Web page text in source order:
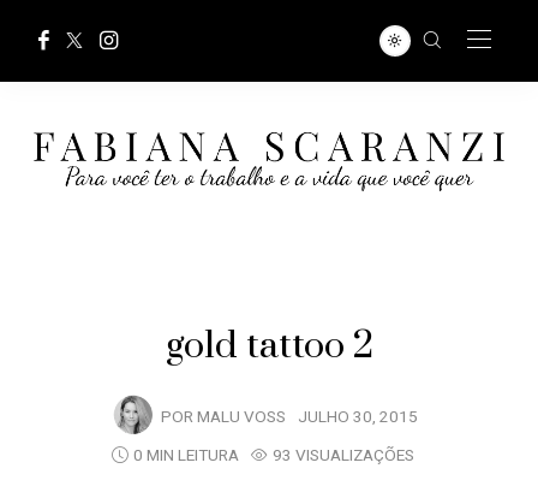
gold tattoo 2
POR MALU VOSS JULHO 30, 2015
0 MIN LEITURA
93 VISUALIZAÇÕES